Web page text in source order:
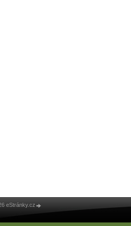
eStránky.cz